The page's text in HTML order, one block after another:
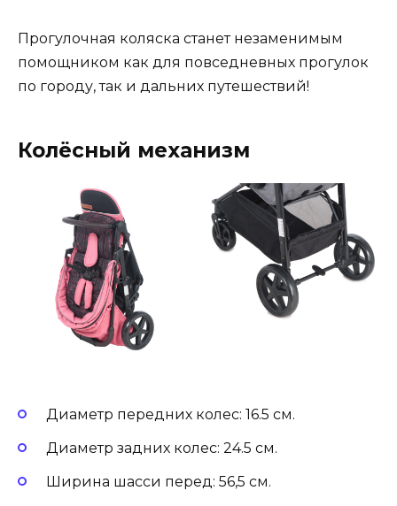
Прогулочная коляска станет незаменимым
помощником как для повседневных прогулок
по городу, так и дальних путешествий!
Колёсный механизм
Диаметр передних колес: 16.5 см.
Диаметр задних колес: 24.5 см.
Ширина шасси перед: 56,5 см.